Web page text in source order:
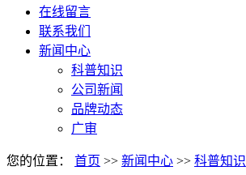
在线留言
联系我们
新闻中心
科普知识
公司新闻
品牌动态
广审
您的位置： 首页 >> 新闻中心 >> 科普知识